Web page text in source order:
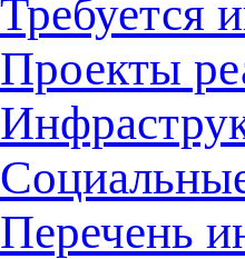
Требуется
Проекты
Перечень